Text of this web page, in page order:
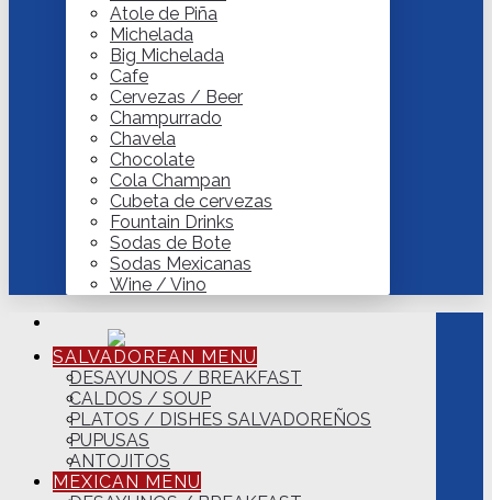
Atole de Piña
Michelada
Big Michelada
Cafe
Cervezas / Beer
Champurrado
Chavela
Chocolate
Cola Champan
Cubeta de cervezas
Fountain Drinks
Sodas de Bote
Sodas Mexicanas
Wine / Vino
SALVADOREAN MENU
DESAYUNOS / BREAKFAST
CALDOS / SOUP
PLATOS / DISHES SALVADOREÑOS
PUPUSAS
ANTOJITOS
MEXICAN MENU